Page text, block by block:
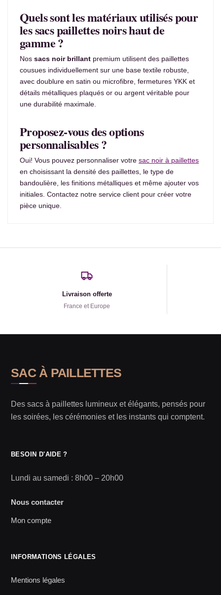
Quels sont les matériaux utilisés pour
les sacs paillettes noirs haut de
gamme ?
Nos sacs noir brillant premium utilisent des paillettes
cousues individuellement sur une base textile robuste,
avec doublure en satin ou microfibre, fermetures YKK et
détails métalliques plaqués or ou argent véritable pour
une durabilité maximale.
Proposez-vous des options
personnalisables ?
Oui! Vous pouvez personnaliser votre sac noir à paillettes
en choisissant la densité des paillettes, le type de
bandoulière, les finitions métalliques et même ajouter vos
initiales. Contactez notre service client pour créer votre
pièce unique.
Livraison offerte
France et Europe
SAC À PAILLETTES
Des sacs à paillettes lumineux et élégants, pensés pour
les soirées, les cérémonies et les instants qui comptent.
BESOIN D'AIDE ?
Lundi au samedi : 8h00 – 20h00
Nous contacter
Mon compte
INFORMATIONS LÉGALES
Mentions légales